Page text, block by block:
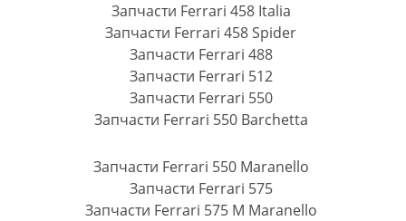
Запчасти Ferrari 458 Italia
Запчасти Ferrari 458 Spider
Запчасти Ferrari 488
Запчасти Ferrari 512
Запчасти Ferrari 550
Запчасти Ferrari 550 Barchetta
Запчасти Ferrari 550 Maranello
Запчасти Ferrari 575
Запчасти Ferrari 575 M Maranello